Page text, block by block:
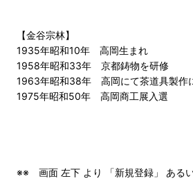
【金谷宗林】
1935年昭和10年 高岡生まれ
1958年昭和33年 京都鋳物を研修
1963年昭和38年 高岡にて茶道具製作
1975年昭和50年 高岡商工展入選
※※ 画面 左下 より 「新規登録」 ある